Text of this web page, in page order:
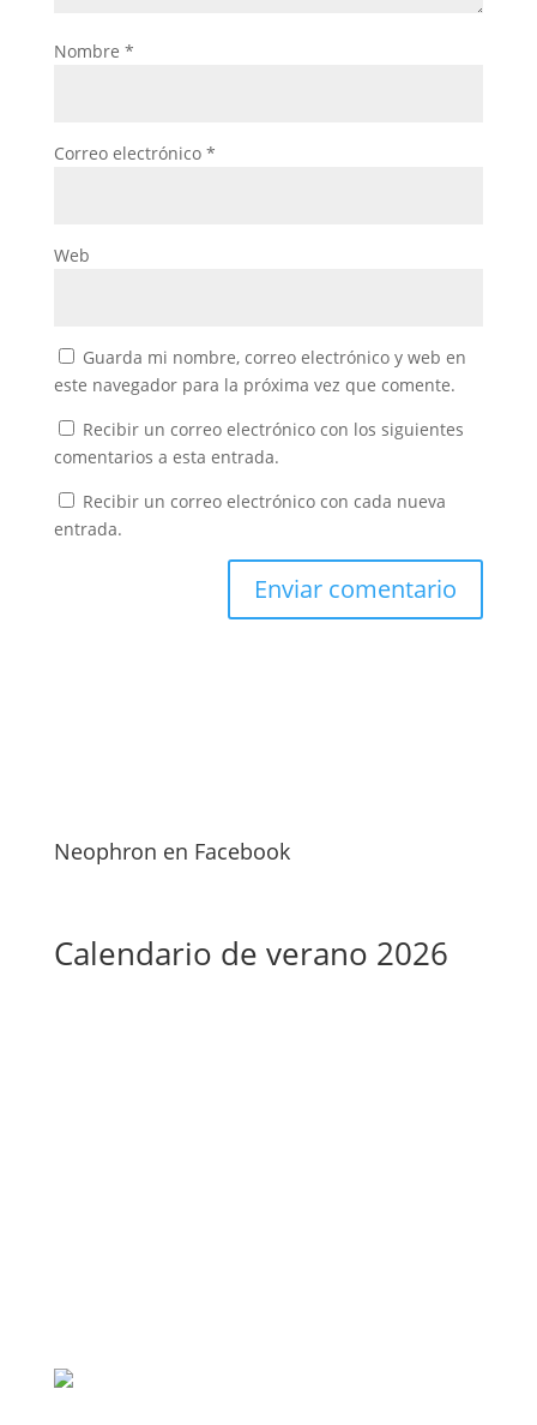
Nombre *
Correo electrónico *
Web
Guarda mi nombre, correo electrónico y web en
este navegador para la próxima vez que comente.
Recibir un correo electrónico con los siguientes
comentarios a esta entrada.
Recibir un correo electrónico con cada nueva
entrada.
Neophron en Facebook
Calendario de verano 2026